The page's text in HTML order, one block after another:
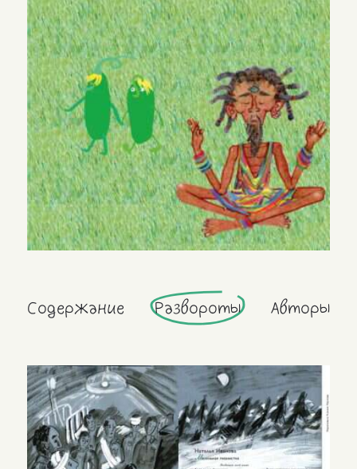
Содержание Развороты Авторы